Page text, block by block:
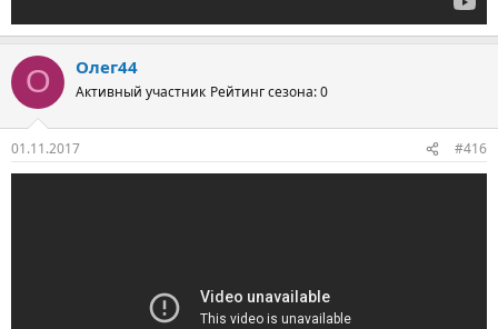
О Олег44
Активный участник Рейтинг сезона: 0
01.11.2017 #416